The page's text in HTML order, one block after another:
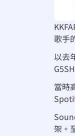
歌手
以去
當時
架。